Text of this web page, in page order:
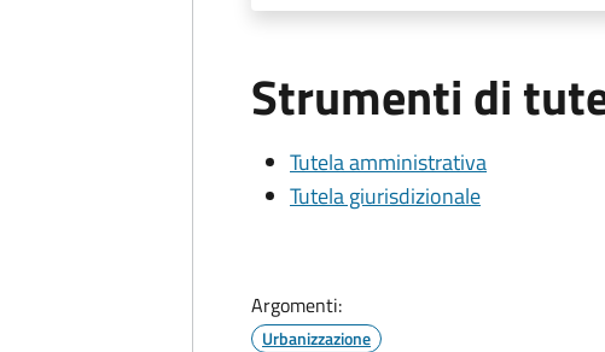
Strumenti di
Tutela amministrativa
Tutela giurisdizionale
Argomenti:
Urbanizzazione